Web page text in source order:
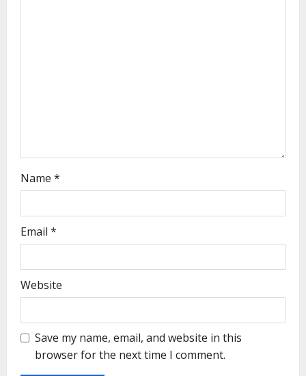
Name *
Email *
Website
Save my name, email, and website in this
browser for the next time I comment.